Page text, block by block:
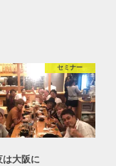
セミナー
は大阪に